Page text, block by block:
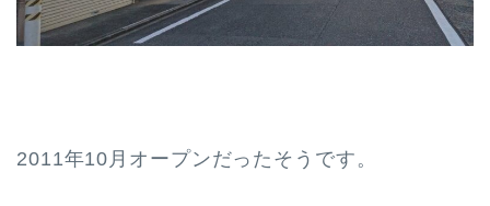
2011年10月オープンだったそうです。